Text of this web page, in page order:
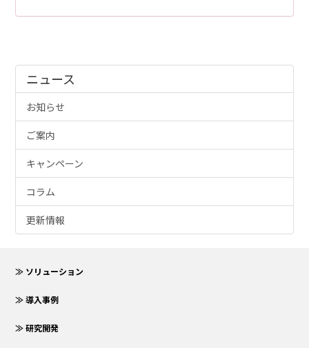
ニュース
お知らせ
ご案内
キャンペーン
コラム
更新情報
≫ ソリューション
≫ 導入事例
≫ 研究開発